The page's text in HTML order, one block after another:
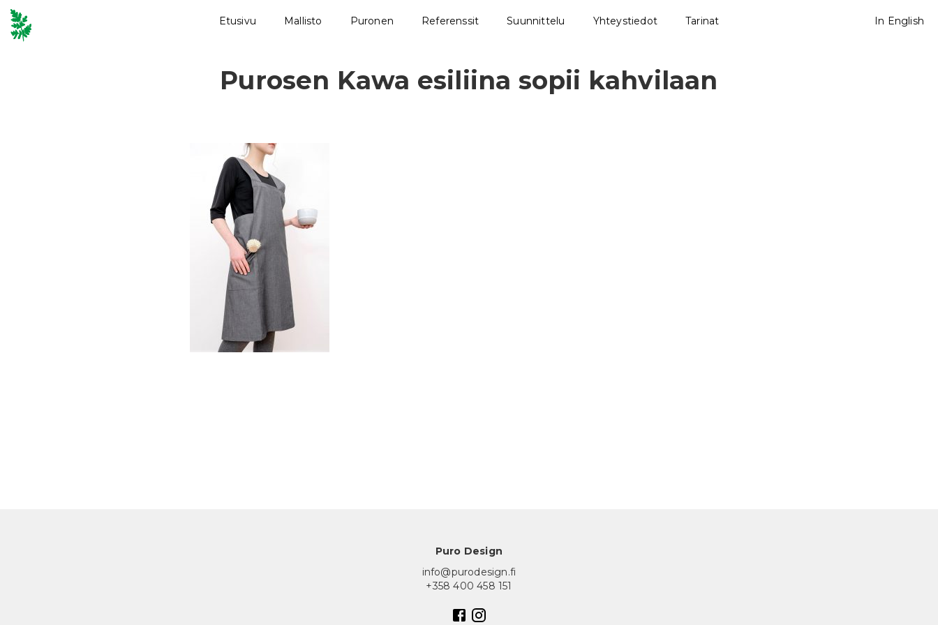
Etusivu Mallisto Puronen Referenssit Suunnittelu Yhteystiedot Tarinat In English
Purosen Kawa esiliina sopii kahvilaan
Puro Design
info@purodesign.fi
+358 400 458 151